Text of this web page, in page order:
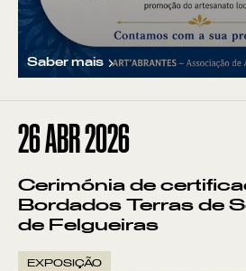
Saber mais
26ABR 2026
Cerimónia de
Bordados Terras de
de Felgueiras
EXPOSIÇÃO